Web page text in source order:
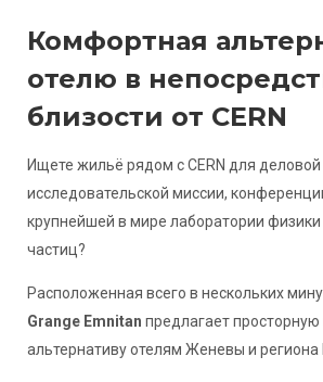
Комфортная
отелю в
близости от CERN
Ищете жильё рядом с CERN для деловой
исследовательской миссии,
крупнейшей в мире лаборатории
частиц?
Расположенная всего в нескольких
Grange Emnitan предлагает
альтернативу отелям Женевы и